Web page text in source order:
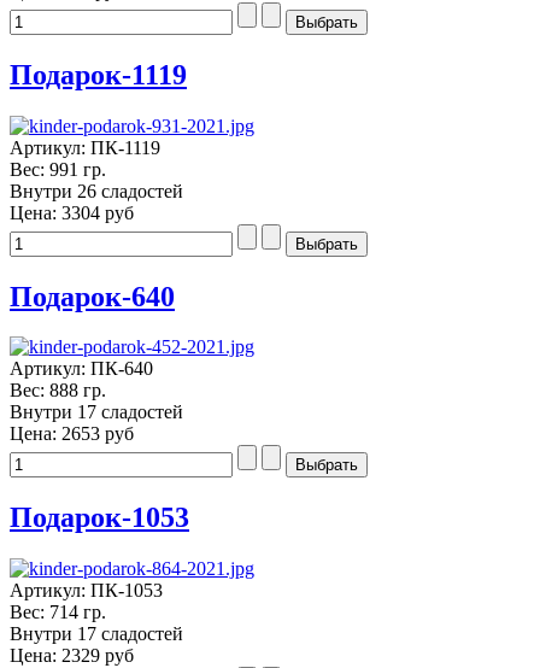
Подарок-1119
Артикул: ПК-1119
Вес: 991 гр.
Внутри 26 сладостей
Цена: 3304 руб
Подарок-640
Артикул: ПК-640
Вес: 888 гр.
Внутри 17 сладостей
Цена: 2653 руб
Подарок-1053
Артикул: ПК-1053
Вес: 714 гр.
Внутри 17 сладостей
Цена: 2329 руб